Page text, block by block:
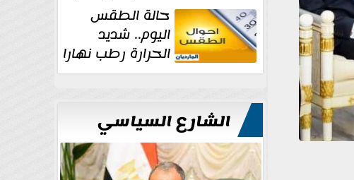
أدب مصر الجديدة
حالة الطقس
اليوم.. شديد
الحرارة رطب نهارا
مائل للحرارة رطب
الشارع السياسي